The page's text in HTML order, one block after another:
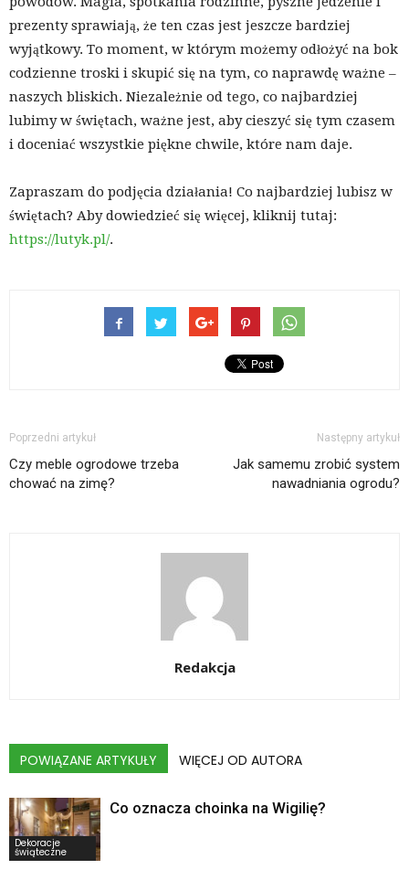
prezenty sprawiają, że ten czas jest jeszcze bardziej
wyjątkowy. To moment, w którym możemy odłożyć na bok
codzienne troski i skupić się na tym, co naprawdę ważne –
naszych bliskich. Niezależnie od tego, co najbardziej
lubimy w świętach, ważne jest, aby cieszyć się tym czasem
i doceniać wszystkie piękne chwile, które nam daje.
Zapraszam do podjęcia działania! Co najbardziej lubisz w
świętach? Aby dowiedzieć się więcej, kliknij tutaj:
https://lutyk.pl/.
Poprzedni artykuł
Czy meble ogrodowe trzeba
chować na zimę?
Następny artykuł
Jak samemu zrobić system
nawadniania ogrodu?
Redakcja
POWIĄZANE ARTYKUŁY WIĘCEJ OD AUTORA
Dekoracje
świąteczne
Co oznacza choinka na Wigilię?